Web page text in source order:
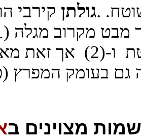
.גולתן קירבי
להם עמודית מרכזית (קולומלה)
גם בעומק המפרץ
שמות מצוינים ב